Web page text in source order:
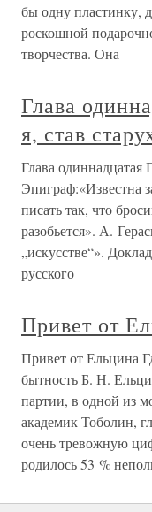
бы одну пластинку,
роскошной
творчества. Она
Глава
я, став
Глава
Эпиграф:«Известна
писать так, что
разобьется». А.
„искусстве“».
русского
Привет от
Привет от Ельцина
бытность Б. Н.
партии, в одной из
академик Тоболин,
очень тревожную
родилось 53 %